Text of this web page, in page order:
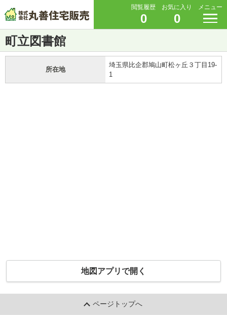
閲覧履歴
0
お気に入り
0
メニュー
町立図書館
所在地
埼玉県比企郡鳩山町松ヶ丘３丁目19-
1
地図アプリで開く
ページトップへ